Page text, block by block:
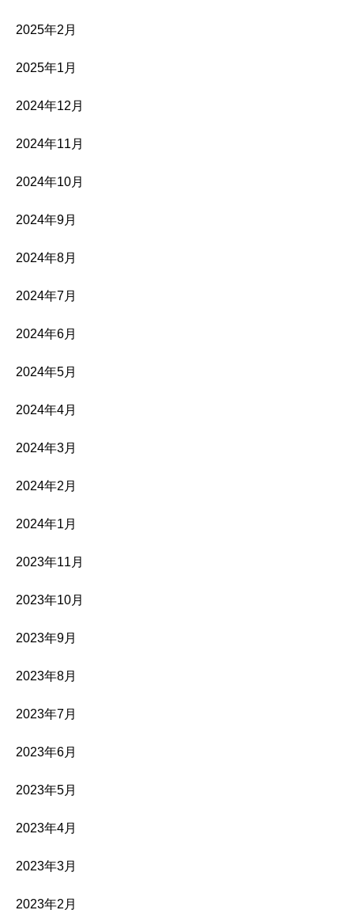
2025年2月
2025年1月
2024年12月
2024年11月
2024年10月
2024年9月
2024年8月
2024年7月
2024年6月
2024年5月
2024年4月
2024年3月
2024年2月
2024年1月
2023年11月
2023年10月
2023年9月
2023年8月
2023年7月
2023年6月
2023年5月
2023年4月
2023年3月
2023年2月